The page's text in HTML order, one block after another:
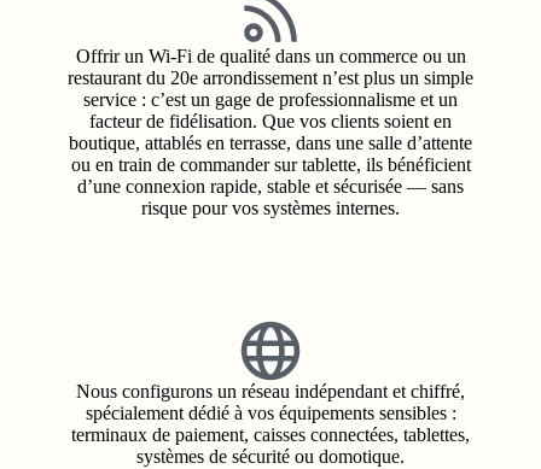
Offrir un Wi‑Fi de qualité dans un commerce ou un
restaurant du 20e arrondissement n’est plus un simple
service : c’est un gage de professionnalisme et un
facteur de fidélisation. Que vos clients soient en
boutique, attablés en terrasse, dans une salle d’attente
ou en train de commander sur tablette, ils bénéficient
d’une connexion rapide, stable et sécurisée — sans
risque pour vos systèmes internes.
Nous configurons un réseau indépendant et chiffré,
spécialement dédié à vos équipements sensibles :
terminaux de paiement, caisses connectées, tablettes,
systèmes de sécurité ou domotique.